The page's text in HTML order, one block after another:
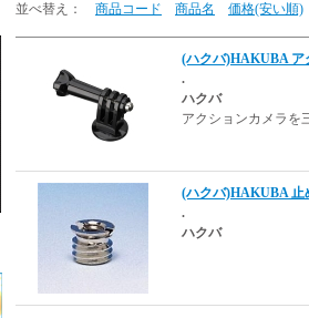
並べ替え：
商品コード 商品名 価格(安い順)
(ハクバ)HAKUBA ア
.
ハクバ
アクションカメラを
(ハクバ)HAKUBA 止
.
ハクバ